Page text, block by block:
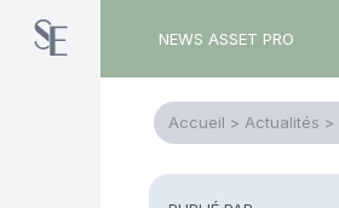
NEWS ASSET PRO
Accueil > Actualités >